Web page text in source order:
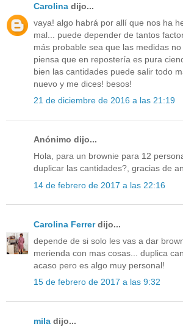
Carolina dijo...
vaya! algo habrá por allí que nos ha
mal... puede depender de tantos
más probable sea que las medidas no
piensa que en repostería es pura
bien las cantidades puede salir todo
nuevo y me dices! besos!
21 de diciembre de 2016 a las 21:19
Anónimo dijo...
Hola, para un brownie para 12
duplicar las cantidades?, gracias de
14 de febrero de 2017 a las 22:16
Carolina Ferrerdijo...
depende de si solo les vas a dar
merienda con mas cosas... duplica
acaso pero es algo muy personal!
15 de febrero de 2017 a las 9:32
mila dijo...